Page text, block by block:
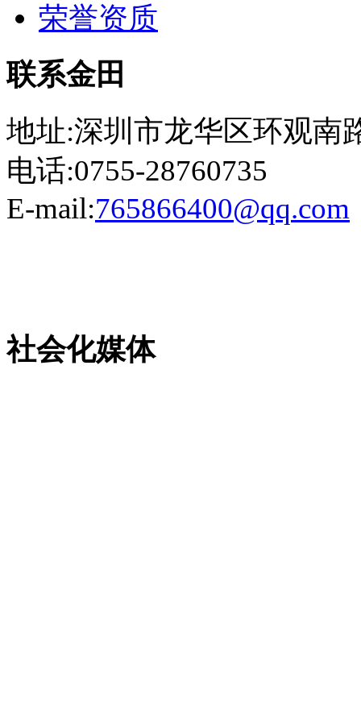
荣誉资质
联系金田
地址:深圳市龙华区环观南
电话:0755-28760735
E-mail:765866400@qq.com
社会化媒体